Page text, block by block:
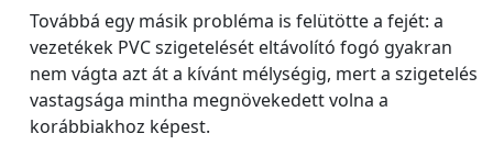
Továbbá egy másik probléma is felütötte a fejét: a
vezetékek PVC szigetelését eltávolító fogó gyakran
nem vágta azt át a kívánt mélységig, mert a szigetelés
vastagsága mintha megnövekedett volna a
korábbiakhoz képest.